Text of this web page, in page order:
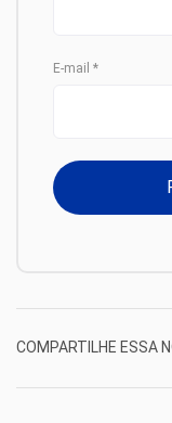
E-mail *
COMPARTILHE ESSA